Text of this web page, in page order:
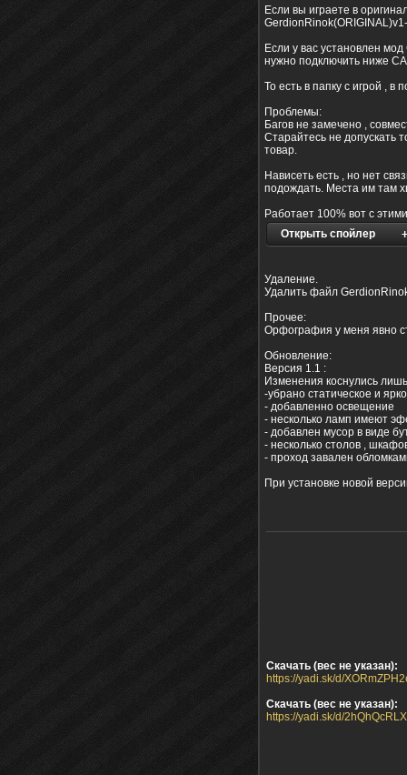
Если вы играете в
Если у вас установлен
нужно подключить ниже
То есть в папку с игрой , в
Проблемы:
Багов не замечено ,
Старайтесь не допускать
товар.
Нависеть есть , но нет
подождать. Места им там
Работает 100% вот с
Открыть спойлер
Удаление.
Удалить файл
Прочее:
Орфография у меня явно
Обновление:
Версия 1.1 :
Изменения коснулись
-убрано статическое и
- добавленно освещение
- несколько ламп имеют
- добавлен мусор в виде
- несколько столов ,
- проход завален
При установке новой
Скачать (вес не указан):
https://yadi.sk/d/
Скачать (вес не указан):
https://yadi.sk/d/